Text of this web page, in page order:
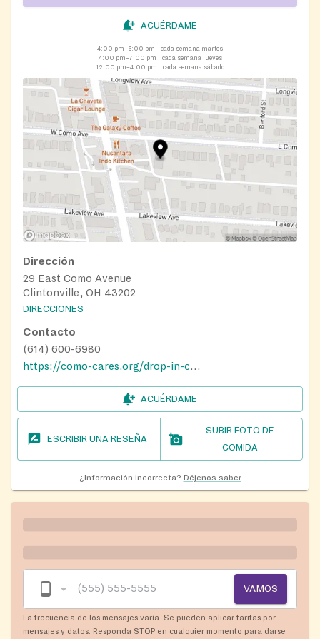
ACUÉRDAME
4:00 pm–6:00 pm
cada semana martes
4:00 pm–7:00 pm
cada semana jueves
12:00 pm–4:00 pm
cada semana sábado
Dirección
29 East Como Avenue
Clintonville, OH 43202
DIRECCIONES
Contacto
(614) 600-6980
https://como-cares.org/drop-in-centers
ACUÉRDAME
ESCRIBIR UNA RESEÑA
SUBIR FOTO DE
COMIDA
¿Información incorrecta? Déjenos saber
VAMOS
La frecuencia de los mensajes varía. Se pueden aplicar tarifas por
mensajes y datos. Responda STOP en cualquier momento para darse